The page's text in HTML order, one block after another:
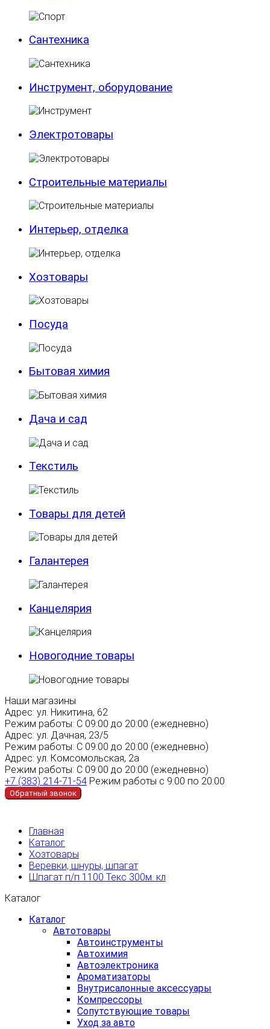
Сантехника
Инструмент, оборудование
Электротовары
Строительные материалы
Интерьер, отделка
Хозтовары
Посуда
Бытовая химия
Дача и сад
Текстиль
Товары для детей
Галантерея
Канцелярия
Новогодние товары
Наши магазины
Адрес: ул. Никитина, 62
Режим работы: С 09:00 до 20:00 (ежедневно)
Адрес: ул. Дачная, 23/5
Режим работы: С 09:00 до 20:00 (ежедневно)
Адрес: ул. Комсомольская, 2а
Режим работы: С 09:00 до 20:00 (ежедневно)
+7 (383) 214-71-54 Режим работы с 9:00 по 20:00
Обратный звонок
Главная
Каталог
Хозтовары
Веревки, шнуры, шпагат
Шпагат п/п 1100 Текс 300м. кл
Каталог
Каталог
Автотовары
Автоинструменты
Автохимия
Автоэлектроника
Ароматизаторы
Внутрисалонные аксессуары
Компрессоры
Сопутствующие товары
Уход за авто